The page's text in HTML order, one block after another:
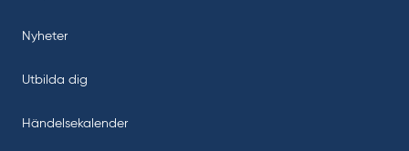
Nyheter
Utbilda dig
Händelsekalender